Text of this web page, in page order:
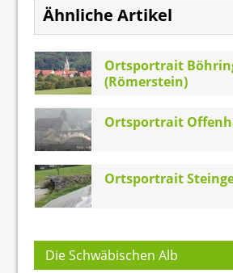
Ähnliche Artikel
Ortsportrait
(Römerstein)
Ortsportrait
Ortsportrait
Die Schwäbischen Alb